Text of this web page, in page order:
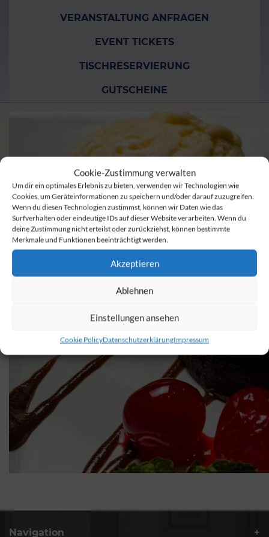
Cookie-Zustimmung verwalten
Um dir ein optimales Erlebnis zu bieten, verwenden wir Technologien wie
Cookies, um Geräteinformationen zu speichern und/oder darauf zuzugreifen.
Wenn du diesen Technologien zustimmst, können wir Daten wie das
Surfverhalten oder eindeutige IDs auf dieser Website verarbeiten. Wenn du
deine Zustimmung nicht erteilst oder zurückziehst, können bestimmte
Merkmale und Funktionen beeinträchtigt werden.
Akzeptieren
Ablehnen
Einstellungen ansehen
Cookie PolicyDatenschutzerklärungImpressum
VERANSTALTUNG ANFRAGEN
EVENT TICKETS
TISCHRESERVIERUNG
GUTSCHEINE
Navigation